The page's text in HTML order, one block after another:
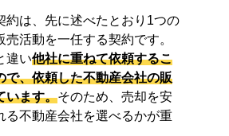
約は、先に述べたとおり1つの
活動を一任する契約です。
違い他社に重ねて依頼するこ
で、依頼した不動産会社の販
います。そのため、売却を安
る不動産会社を選べるかが重